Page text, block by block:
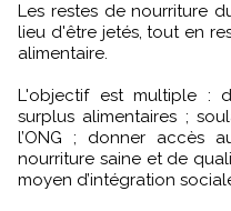
Les restes de nourriture
lieu d'être jetés, tout en
alimentaire.
L'objectif est multiple :
surplus alimentaires ;
l’ONG ; donner accès
nourriture saine et de
moyen d’intégration